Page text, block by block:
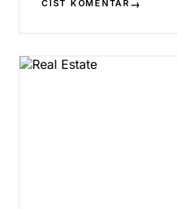
ČÍST KOMENTÁŘ →